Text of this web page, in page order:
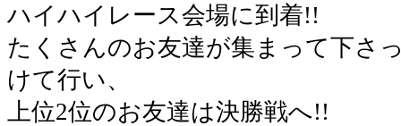
ハイハイレース会場に到着!!
たくさんのお友達が集まって下さ
けて行い、
上位2位のお友達は決勝戦へ!!